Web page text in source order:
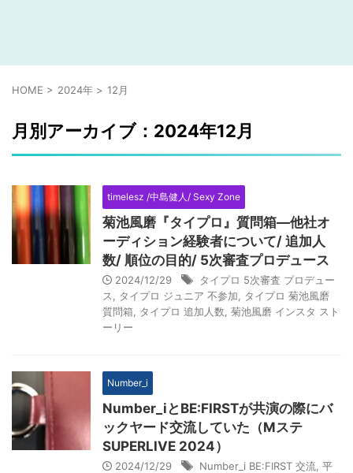
HOME > 2024年 > 12月
月別アーカイブ：2024年12月
timelesz /中島健人/ Sexy Zone
菊池風磨『タイプロ』質問箱―他社オ
ーディション経験者について/ 追加人
数/ 順位の目的/ 5次審査プロデュース
2024/12/29
タイプロ 5次審査 プロデュー
ス
タイプロ ジュニア 不参加
タイプロ 菊池風磨
質問箱
タイプロ 追加人数 菊池風磨 インスタ スト
ーリー
Number_i
Number_iとBE:FIRSTが共演の際にバ
ックヤード交流していた（Mステ
SUPERLIVE 2024）
2024/12/29 Number_i BE:FIRST 交流 平